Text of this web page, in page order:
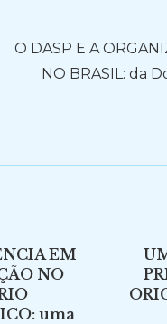
O DASP E A
NO BRASIL: da
EM
NO
uma